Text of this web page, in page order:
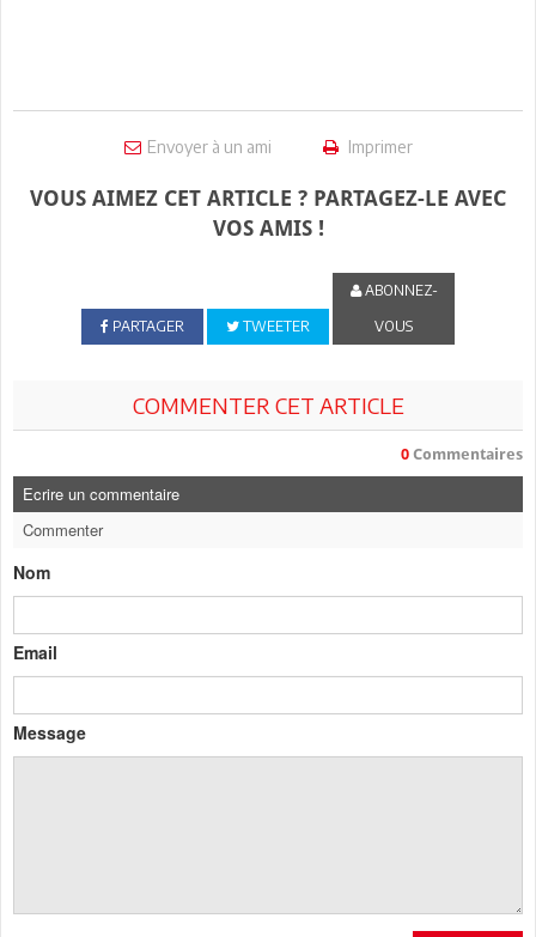
Envoyer à un ami Imprimer
VOUS AIMEZ CET ARTICLE ? PARTAGEZ-LE AVEC
VOS AMIS !
PARTAGER TWEETER
ABONNEZ-
VOUS
COMMENTER CET ARTICLE
0 Commentaires
Ecrire un commentaire
Commenter
Nom
Email
Message